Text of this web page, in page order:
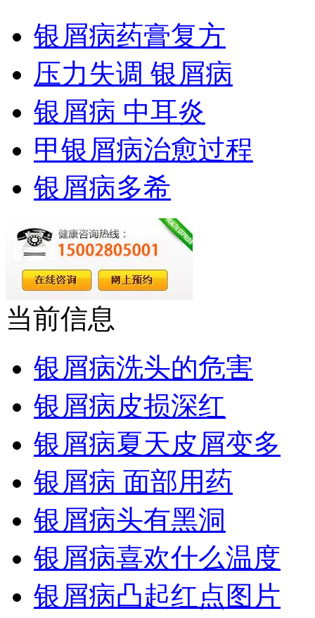
银屑病药膏复方
压力失调 银屑病
银屑病 中耳炎
甲银屑病治愈过程
银屑病多希
当前信息
银屑病洗头的危害
银屑病皮损深红
银屑病夏天皮屑变多
银屑病 面部用药
银屑病头有黑洞
银屑病喜欢什么温度
银屑病凸起红点图片